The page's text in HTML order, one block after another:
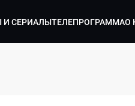
СЕРИАЛЫТЕЛЕПРОГРАММАО